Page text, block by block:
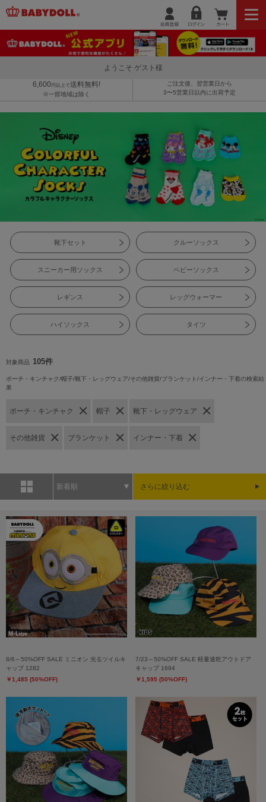
ようこそ ゲスト様
6,600 円以上で送料無料!
※一部地域は除く
ご注文後、翌営業日から
3〜5営業日以内に出荷予定
靴下セット クルーソックス
スニーカー用ソックス ベビーソックス
レギンス レッグウォーマー
ハイソックス タイツ
対象商品 105件
ポーチ・キンチャク/帽子/靴下・レッグウェア/その他雑貨/ブランケット/インナー・下着の検索結
果
ポーチ・キンチャク 帽子 靴下・レッグウェア
その他雑貨 ブランケット インナー・下着
新着順 さらに絞り込む
8/6～50%OFF SALE ミニオン 光るツイルキ
ャップ 1282
￥1,485 (50%OFF)
7/23～50%OFF SALE 軽量速乾アウトドア
キャップ 1694
￥1,595 (50%OFF)